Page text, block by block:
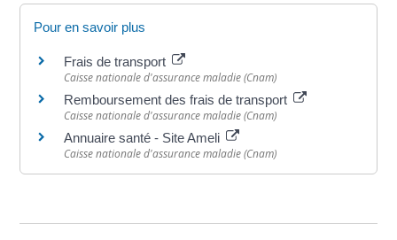
Pour en savoir plus
Frais de transport
Caisse nationale d'assurance maladie (Cnam)
Remboursement des frais de transport
Caisse nationale d'assurance maladie (Cnam)
Annuaire santé - Site Ameli
Caisse nationale d'assurance maladie (Cnam)